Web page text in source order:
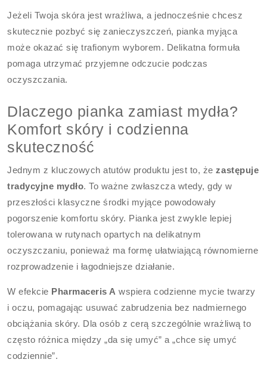
Jeżeli Twoja skóra jest wrażliwa, a jednocześnie chcesz
skutecznie pozbyć się zanieczyszczeń, pianka myjąca
może okazać się trafionym wyborem. Delikatna formuła
pomaga utrzymać przyjemne odczucie podczas
oczyszczania.
Dlaczego pianka zamiast mydła?
Komfort skóry i codzienna
skuteczność
Jednym z kluczowych atutów produktu jest to, żezastępuje
tradycyjne mydło. To ważne zwłaszcza wtedy, gdy w
przeszłości klasyczne środki myjące powodowały
pogorszenie komfortu skóry. Pianka jest zwykle lepiej
tolerowana w rutynach opartych na delikatnym
oczyszczaniu, ponieważ ma formę ułatwiającą równomierne
rozprowadzenie i łagodniejsze działanie.
W efekcie Pharmaceris A wspiera codzienne mycie twarzy
i oczu, pomagając usuwać zabrudzenia bez nadmiernego
obciążania skóry. Dla osób z cerą szczególnie wrażliwą to
często różnica między „da się umyć” a „chce się umyć
codziennie”.